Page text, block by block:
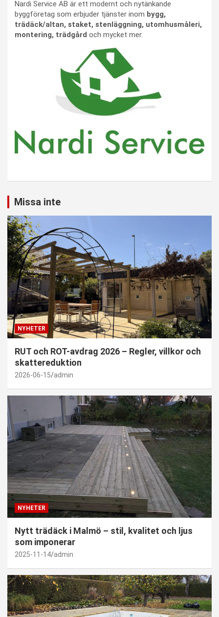
Nardi Service AB är ett modernt och nytänkande
byggföretag som erbjuder tjänster inom bygg,
trädäck/altan, staket, stenläggning, utomhusmåleri,
montering, trädgård och mycket mer.
Missa inte
NYHETER
RUT och ROT-avdrag 2026 – Regler, villkor och
skattereduktion
2026-06-15 admin
NYHETER
Nytt trädäck i Malmö – stil, kvalitet och ljus
som imponerar
2025-11-14 admin